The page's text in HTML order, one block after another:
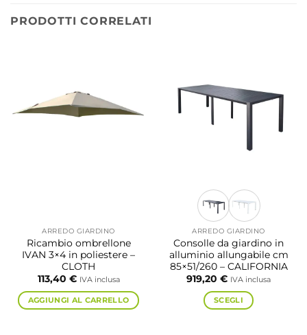
PRODOTTI CORRELATI
ARREDO GIARDINO
Ricambio ombrellone
IVAN 3×4 in poliestere –
CLOTH
113,40 € IVA inclusa
AGGIUNGI AL CARRELLO
ARREDO GIARDINO
Consolle da giardino in
alluminio allungabile cm
85×51/260 – CALIFORNIA
919,20 € IVA inclusa
SCEGLI